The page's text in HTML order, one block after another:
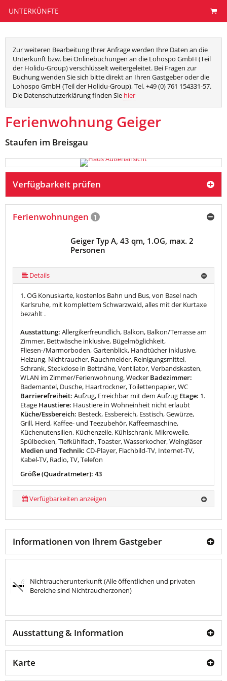
UNTERKÜNFTE
Zur weiteren Bearbeitung Ihrer Anfrage werden Ihre Daten an die
Unterkunft bzw. bei Onlinebuchungen an die Lohospo GmbH (Teil
der Holidu-Group) verschlüsselt weitergeleitet. Bei Fragen zur
Buchung wenden Sie sich bitte direkt an Ihren Gastgeber oder die
Lohospo GmbH (Teil der Holidu-Group), Tel. +49 (0) 761 154331-57.
Die Datenschutzerklärung finden Sie hier
Ferienwohnung Geiger
Staufen im Breisgau
Verfügbarkeit prüfen
Ferienwohnungen 1
Geiger Typ A, 43 qm, 1.OG, max. 2
Personen
Details
1. OG Konuskarte, kostenlos Bahn und Bus, von Basel nach
Karlsruhe, mit komplettem Schwarzwald, alles mit der Kurtaxe
bezahlt .
Ausstattung: Allergikerfreundlich, Balkon, Balkon/Terrasse am
Zimmer, Bettwäsche inklusive, Bügelmöglichkeit,
Fliesen-/Marmorboden, Gartenblick, Handtücher inklusive,
Heizung, Nichtraucher, Rauchmelder, Reinigungsmittel,
Schrank, Steckdose in Bettnähe, Ventilator, Verbandskasten,
WLAN im Zimmer/Ferienwohnung, Wecker Badezimmer:
Bademantel, Dusche, Haartrockner, Toilettenpapier, WC
Barrierefreiheit: Aufzug, Erreichbar mit dem Aufzug Etage: 1.
Etage Haustiere: Haustiere in Wohneinheit nicht erlaubt
Küche/Essbereich: Besteck, Essbereich, Esstisch, Gewürze,
Grill, Herd, Kaffee- und Teezubehör, Kaffeemaschine,
Küchenutensilien, Küchenzeile, Kühlschrank, Mikrowelle,
Spülbecken, Tiefkühlfach, Toaster, Wasserkocher, Weingläser
Medien und Technik: CD-Player, Flachbild-TV, Internet-TV,
Kabel-TV, Radio, TV, Telefon
Größe (Quadratmeter): 43
Verfügbarkeiten anzeigen
Informationen von Ihrem Gastgeber
Nichtraucherunterkunft (Alle öffentlichen und privaten
Bereiche sind Nichtraucherzonen)
Ausstattung & Information
Karte